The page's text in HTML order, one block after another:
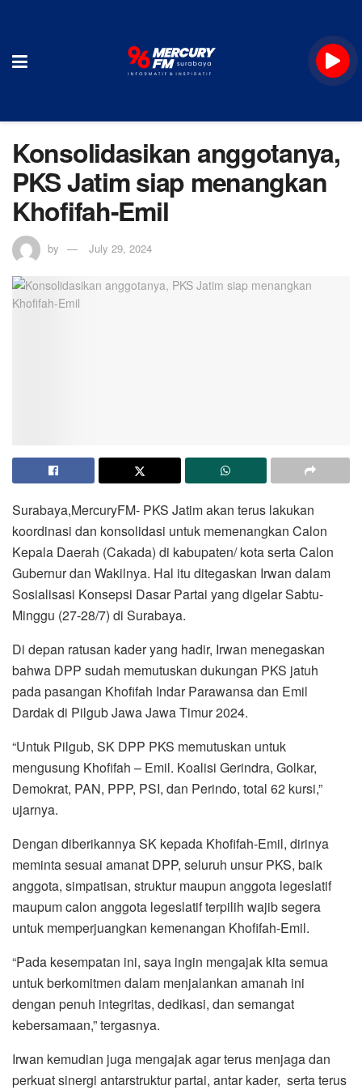
Konsolidasikan anggotanya,
PKS Jatim siap menangkan
Khofifah-Emil
by July 29, 2024
Surabaya,MercuryFM- PKS Jatim akan terus lakukan
koordinasi dan konsolidasi untuk memenangkan Calon
Kepala Daerah (Cakada) di kabupaten/ kota serta Calon
Gubernur dan Wakilnya. Hal itu ditegaskan Irwan dalam
Sosialisasi Konsepsi Dasar Partai yang digelar Sabtu-
Minggu (27-28/7) di Surabaya.
Di depan ratusan kader yang hadir, Irwan menegaskan
bahwa DPP sudah memutuskan dukungan PKS jatuh
pada pasangan Khofifah Indar Parawansa dan Emil
Dardak di Pilgub Jawa Jawa Timur 2024.
“Untuk Pilgub, SK DPP PKS memutuskan untuk
mengusung Khofifah – Emil. Koalisi Gerindra, Golkar,
Demokrat, PAN, PPP, PSI, dan Perindo, total 62 kursi,”
ujarnya.
Dengan diberikannya SK kepada Khofifah-Emil, dirinya
meminta sesuai amanat DPP, seluruh unsur PKS, baik
anggota, simpatisan, struktur maupun anggota legeslatif
maupum calon anggota legeslatif terpilih wajib segera
untuk memperjuangkan kemenangan Khofifah-Emil.
“Pada kesempatan ini, saya ingin mengajak kita semua
untuk berkomitmen dalam menjalankan amanah ini
dengan penuh integritas, dedikasi, dan semangat
kebersamaan,” tergasnya.
Irwan kemudian juga mengajak agar terus menjaga dan
perkuat sinergi antarstruktur partai, antar kader, serta terus